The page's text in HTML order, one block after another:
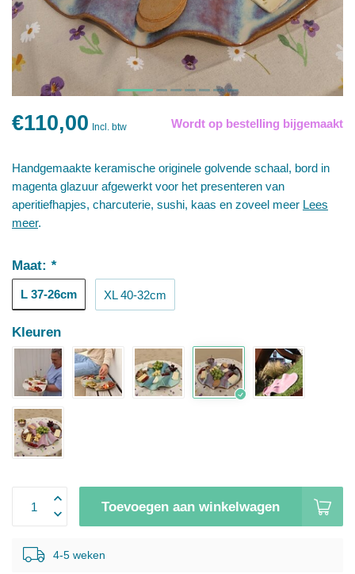
€110,00 Incl. btw Wordt op bestelling bijgemaakt
Handgemaakte keramische originele golvende schaal, bord in
magenta glazuur afgewerkt voor het presenteren van
aperitiefhapjes, charcuterie, sushi, kaas en zoveel meer Lees
meer.
Maat: *
L 37-26cm XL 40-32cm
Kleuren
Toevoegen aan winkelwagen
4-5 weken